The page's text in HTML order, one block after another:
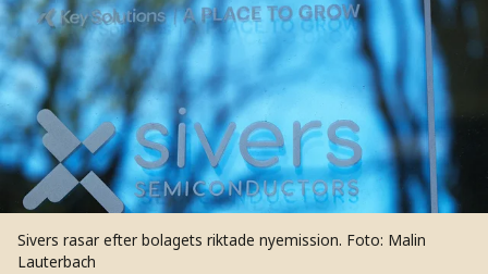
Sivers rasar efter bolagets riktade nyemission. Foto: Malin
Lauterbach